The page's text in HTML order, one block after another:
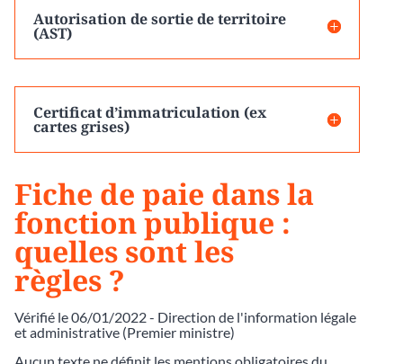
Autorisation de sortie de territoire
(AST)
Certificat d’immatriculation (ex
cartes grises)
Fiche de paie dans la
fonction publique :
quelles sont les
règles ?
Vérifié le 06/01/2022 - Direction de l'information légale
et administrative (Premier ministre)
Aucun texte ne définit les mentions obligatoires du